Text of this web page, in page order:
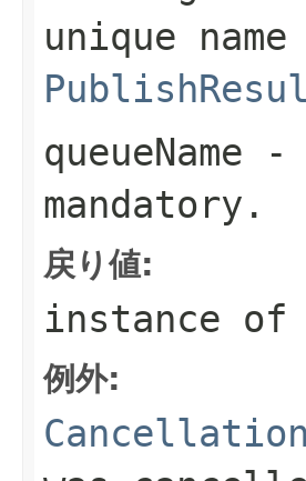
unique
queueName -
mandatory.
戻り値:
instance of
例外: